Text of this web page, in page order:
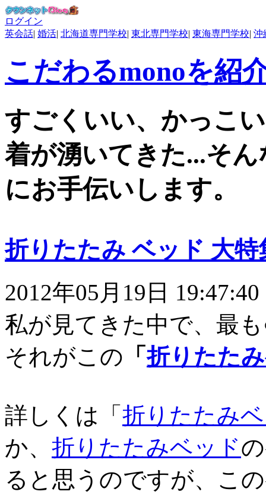
ログイン
英会話| 婚活| 北海道専門学校| 東北専門学校| 東海専門学校| 沖
こだわるmonoを紹
すごくいい、かっこ
着が湧いてきた...そ
にお手伝いします。
折りたたみ ベッド 大特
2012年05月19日 19:47:40
私が見てきた中で、最
それがこの 「折りたた
詳しくは「 折りたたみ
か、 折りたたみベッド
ると思うのですが、こ